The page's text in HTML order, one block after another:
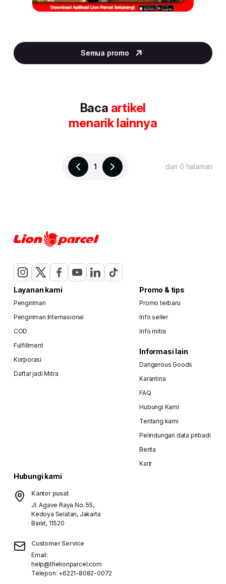
2
of
Semua promo
Baca artikel
menarik lainnya
1 dari 0 halaman
Layanan kami
Pengiriman
Pengiriman Internasional
COD
Fulfillment
Korporasi
Daftar jadi Mitra
Promo & tips
Promo terbaru
Info seller
Info mitra
Informasi lain
Dangerous Goods
Karantina
FAQ
Hubungi Kami
Tentang kami
Pelindungan data pribadi
Berita
Karir
Hubungi kami
Kantor pusat
Jl. Agave Raya No. 55,
Kedoya Selatan, Jakarta
Barat, 11520
Customer Service
Email:
help@thelionparcel.com
Telepon: +6221-8082-0072